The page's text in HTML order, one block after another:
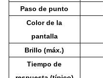
Paso de punto
Color de la
pantalla
Brillo (máx.)
Tiempo de